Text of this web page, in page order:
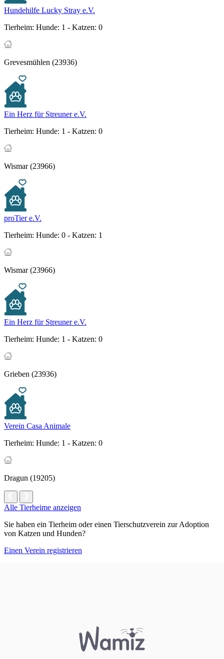
Hundehilfe Lucky Stray e.V.
Tierheim: Hunde: 1 - Katzen: 0
Grevesmühlen (23936)
Ein Herz für Streuner e.V.
Tierheim: Hunde: 1 - Katzen: 0
Wismar (23966)
proTier e.V.
Tierheim: Hunde: 0 - Katzen: 1
Wismar (23966)
Ein Herz für Streuner e.V.
Tierheim: Hunde: 1 - Katzen: 0
Grieben (23936)
Verein Casa Animale
Tierheim: Hunde: 1 - Katzen: 0
Dragun (19205)
Alle Tierheime anzeigen
Sie haben ein Tierheim oder einen Tierschutzverein zur Adoption
von Katzen und Hunden?
Einen Verein registrieren